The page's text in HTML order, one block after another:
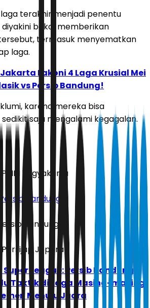
terakhir menjadi penentu
bakal memberikan
termasuk menyematkan
laga.
Lakoni 4 Laga Krusial Mei
vs Persib Bandung!
karena mereka bisa
saja mengalami kegagalan.
PSIM Yogyakarta
Persib Bandung
Bandung
Jepara
League: Persib Bandung
Taktik di Laga Masing-masing
Menuju Juara